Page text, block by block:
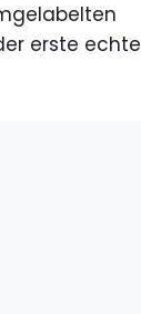
erste echte